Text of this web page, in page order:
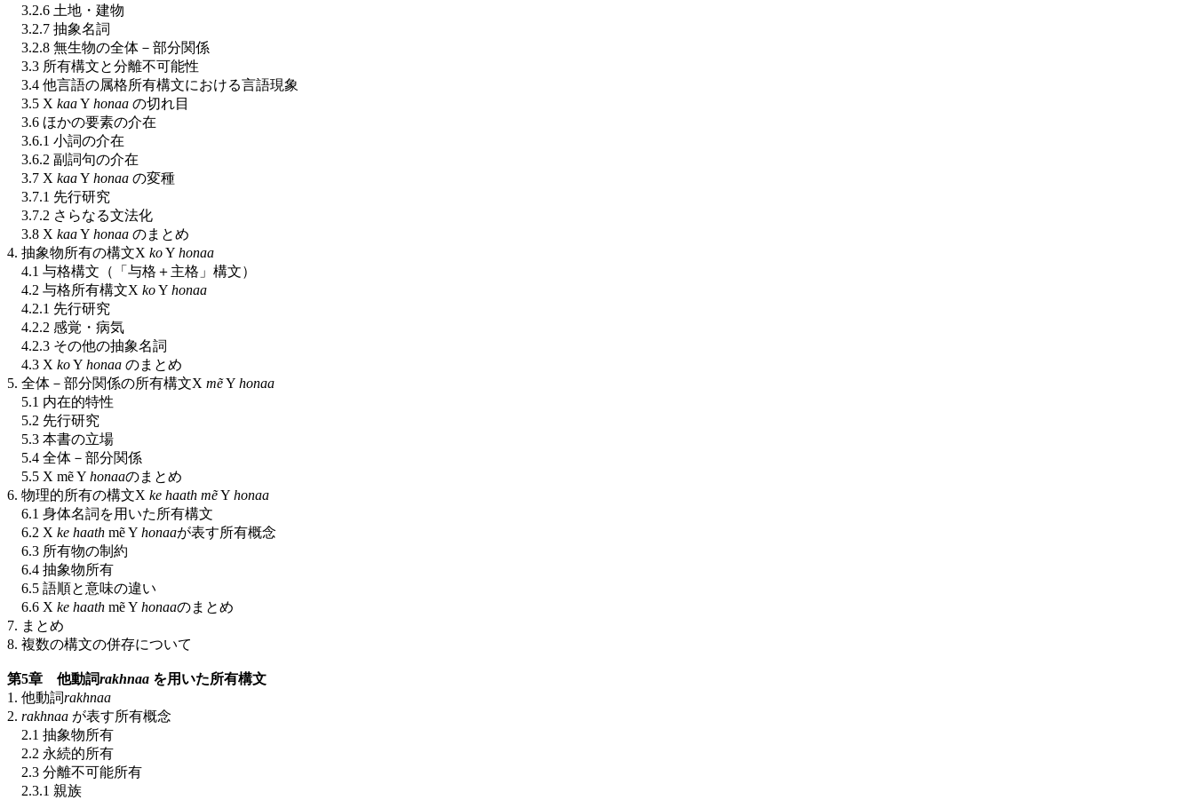
3.2.6 土地・建物
3.2.7 抽象名詞
3.2.8 無生物の全体－部分関係
3.3 所有構文と分離不可能性
3.4 他言語の属格所有構文における言語現象
3.5 X kaaY honaa の切れ目
3.6 ほかの要素の介在
3.6.1 小詞の介在
3.6.2 副詞句の介在
3.7 X kaaY honaa の変種
3.7.1 先行研究
3.7.2 さらなる文法化
3.8 X kaaY honaa のまとめ
4. 抽象物所有の構文X koY honaa
4.1 与格構文（「与格＋主格」構文）
4.2 与格所有構文X koY honaa
4.2.1 先行研究
4.2.2 感覚・病気
4.2.3 その他の抽象名詞
4.3 X koY honaa のまとめ
5. 全体－部分関係の所有構文X mẽY honaa
5.1 内在的特性
5.2 先行研究
5.3 本書の立場
5.4 全体－部分関係
5.5 X mẽ Y honaaのまとめ
6. 物理的所有の構文X ke haath mẽY honaa
6.1 身体名詞を用いた所有構文
6.2 X ke haath mẽ Y honaaが表す所有概念
6.3 所有物の制約
6.4 抽象物所有
6.5 語順と意味の違い
6.6 X ke haath mẽ Y honaaのまとめ
7. まとめ
8. 複数の構文の併存について
第5章 他動詞rakhnaa を用いた所有構文
1. 他動詞rakhnaa
2. rakhnaa が表す所有概念
2.1 抽象物所有
2.2 永続的所有
2.3 分離不可能所有
2.3.1 親族